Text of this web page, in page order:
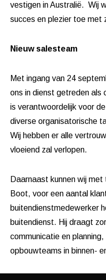
vestigen in Australië. Wij
succes en plezier toe met
Nieuw salesteam
Met ingang van 24
ons in dienst getreden als
is verantwoordelijk voor
diverse organisatorische
Wij hebben er alle
vloeiend zal verlopen.
Daarnaast kunnen wij
Boot, voor een aantal
buitendienstmedewerker
buitendienst. Hij draagt
communicatie en
opbouwteams in binnen-